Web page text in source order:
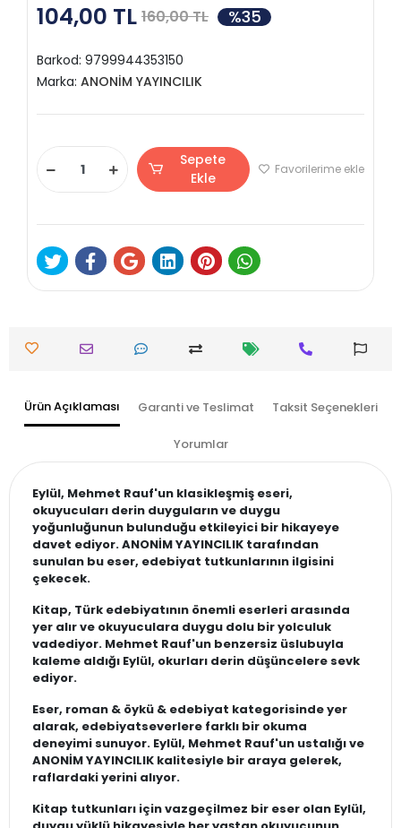
104,00 TL 160,00 TL %35
Barkod: 9799944353150
Marka: ANONİM YAYINCILIK
Sepete
Ekle
Favorilerime ekle
Ürün Açıklaması Garanti ve Teslimat Taksit Seçenekleri
Yorumlar
Eylül, Mehmet Rauf'un klasikleşmiş eseri,
okuyucuları derin duyguların ve duygu
yoğunluğunun bulunduğu etkileyici bir hikayeye
davet ediyor. ANONİM YAYINCILIK tarafından
sunulan bu eser, edebiyat tutkunlarının ilgisini
çekecek.
Kitap, Türk edebiyatının önemli eserleri arasında
yer alır ve okuyuculara duygu dolu bir yolculuk
vadediyor. Mehmet Rauf'un benzersiz üslubuyla
kaleme aldığı Eylül, okurları derin düşüncelere sevk
ediyor.
Eser, roman & öykü & edebiyat kategorisinde yer
alarak, edebiyatseverlere farklı bir okuma
deneyimi sunuyor. Eylül, Mehmet Rauf'un ustalığı ve
ANONİM YAYINCILIK kalitesiyle bir araya gelerek,
raflardaki yerini alıyor.
Kitap tutkunları için vazgeçilmez bir eser olan Eylül,